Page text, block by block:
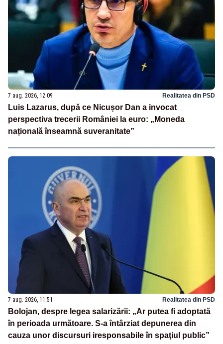
7 aug. 2026, 12:09 Realitatea din PSD
Luis Lazarus, după ce Nicușor Dan a invocat
perspectiva trecerii României la euro: „Moneda
națională înseamnă suveranitate”
7 aug. 2026, 11:51 Realitatea din PSD
Bolojan, despre legea salarizării: „Ar putea fi adoptată
în perioada următoare. S-a întârziat depunerea din
cauza unor discursuri iresponsabile în spaţiul public”